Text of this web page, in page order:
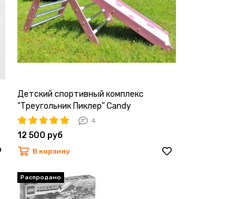
Детский спортивный комплекс
"Треугольник Пиклер" Candy
4
12 500 руб
В корзину